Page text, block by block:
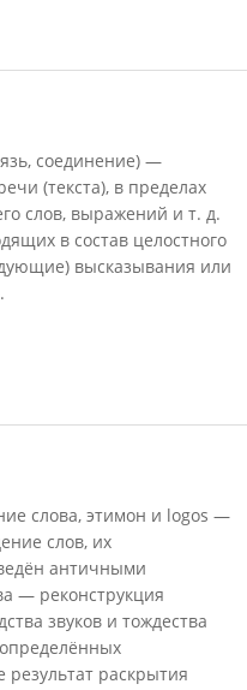
соединение) —
(текста), в пределах
слов, выражений и т. д.
в состав целостного
высказывания или
слова, этимон и logos —
слов, их
античными
— реконструкция
звуков и тождества
раскрытия